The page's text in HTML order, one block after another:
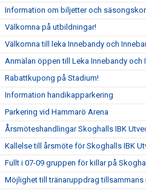
Information om biljetter och
Välkomna på utbildningar!
Välkomna till leka Innebandy och
Anmälan öppen till Leka Innebandy och
Rabattkupong på Stadium!
Information handikapparkering
Parkering vid Hammarö Arena
Årsmöteshandlingar Skoghalls IBK
Kallelse till årsmöte för Skoghalls IBK
Fullt i 07-09 gruppen för killar på
Möjlighet till tränaruppdrag tillsammans